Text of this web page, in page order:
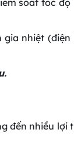
soát tốc
nhiệt (điện
đến nhiều lợi